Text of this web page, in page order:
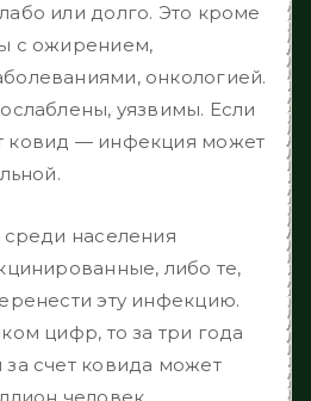
или долго. Это кроме
с ожирением,
онкологией.
уязвимы. Если
ковид — инфекция может
населения
либо те,
эту инфекцию.
цифр, то за три года
счет ковида может